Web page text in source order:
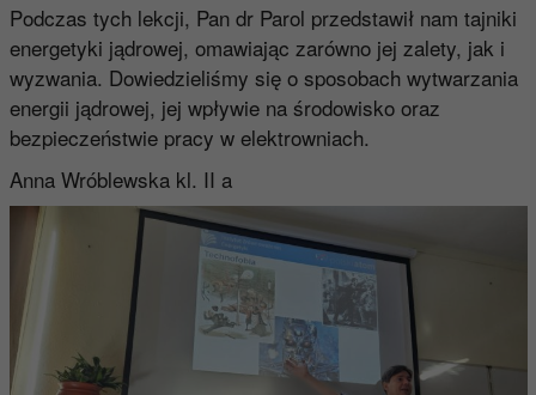
Podczas tych lekcji, Pan dr Parol przedstawił nam tajniki
energetyki jądrowej, omawiając zarówno jej zalety, jak i
wyzwania. Dowiedzieliśmy się o sposobach wytwarzania
energii jądrowej, jej wpływie na środowisko oraz
bezpieczeństwie pracy w elektrowniach.
Anna Wróblewska kl. II a